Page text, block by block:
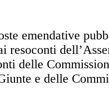
emendative
resoconti
delle
e delle